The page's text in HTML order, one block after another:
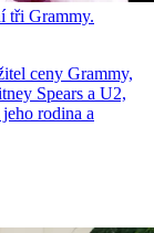
tři Grammy.
ceny Grammy,
Spears a U2,
rodina a